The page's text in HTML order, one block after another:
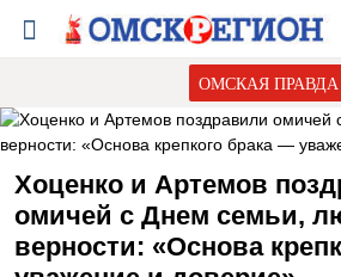
ОМСКАЯ ПРАВДА
Хоценко и Артемов
омичей с Днем семьи,
верности: «Основа